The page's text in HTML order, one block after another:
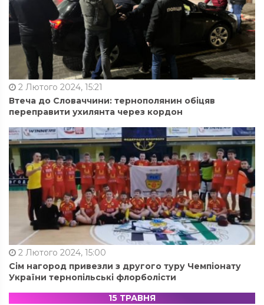
2 Лютого 2024, 15:21
Втеча до Словаччини: тернополянин обіцяв
переправити ухилянта через кордон
2 Лютого 2024, 15:00
Сім нагород привезли з другого туру Чемпіонату
України тернопільські флорболісти
15 ТРАВНЯ